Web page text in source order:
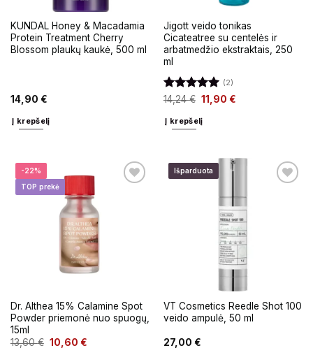
KUNDAL Honey & Macadamia
Protein Treatment Cherry
Blossom plaukų kaukė, 500 ml
14,90 €
Į krepšelį
Jigott veido tonikas
Cicateatree su centelės ir
arbatmedžio ekstraktais, 250
ml
Įvertinimas:
(2)
14,24€ 11,90 €
Į krepšelį
-22%
TOP prekė
Dr. Althea 15% Calamine Spot
Powder priemonė nuo spuogų,
15ml
13,60€ 10,60 €
Išparduota
VT Cosmetics Reedle Shot 100
veido ampulė, 50 ml
27,00 €